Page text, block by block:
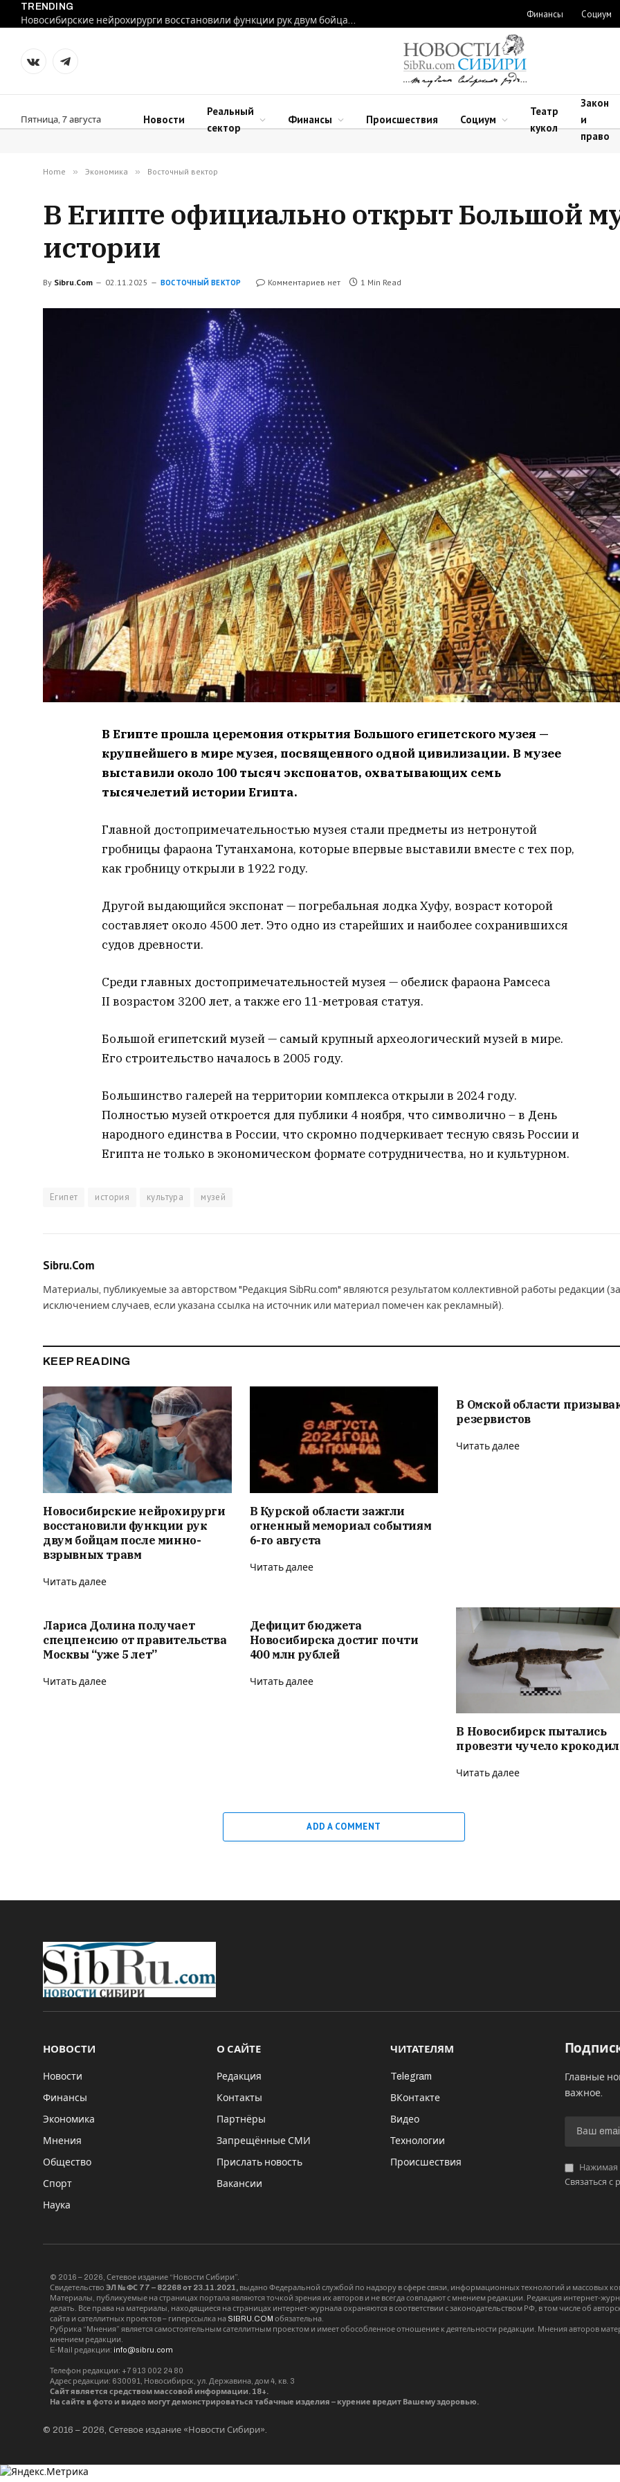
TRENDING
Новосибирские нейрохирурги восстановили функции рук двум бойцам после минно-взрывных травм
Финансы Социум
VKontakteTelegram
Пятница, 7 августа Новости
Реальный
сектор
Финансы Происшествия Социум
Театр
кукол
Закон
и
право
Home » Экономика » Восточный вектор
В Египте официально открыт Большой
истории
By Sibru.Com 02.11.2025 ВОСТОЧНЫЙ ВЕКТОР Комментариев нет 1 Min Read
В Египте прошла церемония открытия Большого египетского музея —
крупнейшего в мире музея, посвященного одной цивилизации. В музее
выставили около 100 тысяч экспонатов, охватывающих семь
тысячелетий истории Египта.
Главной достопримечательностью музея стали предметы из нетронутой
гробницы фараона Тутанхамона, которые впервые выставили вместе с тех пор,
как гробницу открыли в 1922 году.
Другой выдающийся экспонат — погребальная лодка Хуфу, возраст которой
составляет около 4500 лет. Это одно из старейших и наиболее сохранившихся
судов древности.
Среди главных достопримечательностей музея — обелиск фараона Рамсеса
II возрастом 3200 лет, а также его 11-метровая статуя.
Большой египетский музей — самый крупный археологический музей в мире.
Его строительство началось в 2005 году.
Большинство галерей на территории комплекса открыли в 2024 году.
Полностью музей откроется для публики 4 ноября, что символично – в День
народного единства в России, что скромно подчеркивает тесную связь России и
Египта не только в экономическом формате сотрудничества, но и культурном.
Египет история культура музей
Sibru.Com
Материалы, публикуемые за авторством "Редакция SibRu.com" являются результатом коллективной работы редакции (за
исключением случаев, если указана ссылка на источник или материал помечен как рекламный).
KEEP READING
Новосибирские нейрохирурги
восстановили функции рук
двум бойцам после минно-
взрывных травм
Читать далее
В Курской области зажгли
огненный мемориал событиям
6-го августа
Читать далее
В Омской области
резервистов
Читать далее
Лариса Долина получает
спецпенсию от правительства
Москвы “уже 5 лет”
Читать далее
Дефицит бюджета
Новосибирска достиг почти
400 млн рублей
Читать далее
В Новосибирск пытались
провезти чучело
Читать далее
ADD A COMMENT
НОВОСТИ
Новости
Финансы
Экономика
Мнения
Общество
Спорт
Наука
О САЙТЕ
Редакция
Контакты
Партнёры
Запрещённые СМИ
Прислать новость
Вакансии
ЧИТАТЕЛЯМ
Telegram
ВКонтакте
Видео
Технологии
Происшествия
Главные
важное.
Нажимая
Связаться с
© 2016 – 2026, Сетевое издание “Новости Сибири”.
Свидетельство ЭЛ № ФС 77 – 82268 от 23.11.2021, выдано Федеральной службой по надзору в сфере связи, информационных технологий и массовых
Материалы, публикуемые на страницах портала являются точкой зрения их авторов и не всегда совпадают с мнением редакции. Редакция интернет-
делать. Все права на материалы, находящиеся на страницах интернет-журнала охраняются в соответствии с законодательством РФ, в том числе об
сайта и сателлитных проектов – гиперссылка на SIBRU.COM обязательна.
Рубрика “Мнения” является самостоятельным сателлитным проектом и имеет обособленное отношение к деятельности редакции. Мнения авторов
мнением редакции.
E-Mail редакции: info@sibru.com
Телефон редакции: +7 913 002 24 80
Адрес редакции: 630091, Новосибирск, ул. Державина, дом 4, кв. 3
Сайт является средством массовой информации. 18+.
На сайте в фото и видео могут демонстрироваться табачные изделия – курение вредит Вашему здоровью.
© 2016 – 2026, Сетевое издание «Новости Сибири».